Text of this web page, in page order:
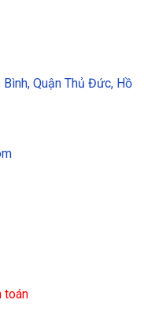
Quận Thủ Đức, Hồ
toán